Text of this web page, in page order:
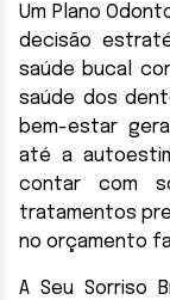
Um Plano
decisão
saúde bucal
saúde dos
bem-estar
até a
contar com
tratamentos
no orçamento
A Seu Sorriso